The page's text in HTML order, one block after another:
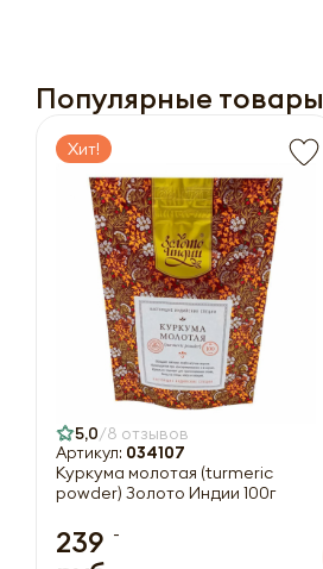
Популярные товары
Хит!
5,0 8 отзывов
Артикул: 034107
Куркума молотая (turmeric
powder) Золото Индии 100г
239 -